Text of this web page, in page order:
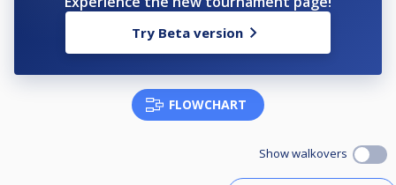
Try Beta version
FLOWCHART
Show walkovers